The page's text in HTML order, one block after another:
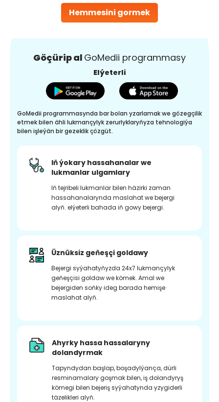
Hemmesini gormek
Göçürip al GoMedii programmasy
Elýeterli
GoMedii programmasynda bar bolan yzarlamak we gözegçilik
etmek bilen ähli lukmançylyk zerurlyklaryňyza tehnologiýa
bilen işleýän bir gezeklik çözgüt.
Iň ýokary hassahanalar we
lukmanlar ulgamlary
Iň tejribeli lukmanlar bilen häzirki zaman
hassahanalarynda maslahat we bejergi
alyň. elýeterli bahada iň gowy bejergi.
Üznüksiz geňeşçi goldawy
Bejergi syýahatyňyzda 24x7 lukmançylyk
geňeşçisi goldaw we kömek. Amal we
bejergiden soňky ideg barada hemişe
maslahat alyň.
Ahyrky hassa hassalaryny
dolandyrmak
Tapyndydan başlap, boşadylýança, dürli
resminamalary goşmak bilen, iş dolandyryş
kömegi bilen bejeriş syýahatynda yzygiderli
täzelikleri alyň.